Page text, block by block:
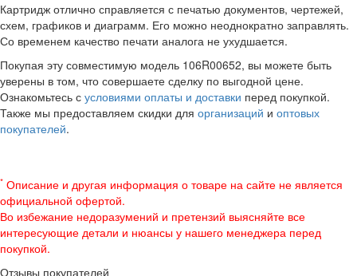
Картридж отлично справляется с печатью документов, чертежей,
схем, графиков и диаграмм. Его можно неоднократно заправлять.
Со временем качество печати аналога не ухудшается.
Покупая эту совместимую модель 106R00652, вы можете быть
уверены в том, что совершаете сделку по выгодной цене.
Ознакомьтесь с условиями оплаты и доставки перед покупкой.
Также мы предоставляем скидки для организаций и оптовых
покупателей.
* Описание и другая информация о товаре на сайте не является
официальной офертой.
Во избежание недоразумений и претензий выясняйте все
интересующие детали и нюансы у нашего менеджера перед
покупкой.
Отзывы покупателей